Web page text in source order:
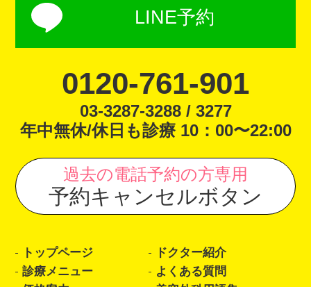
LINE予約
0120-761-901
03-3287-3288 / 3277
年中無休/休日も診療 10：00〜22:00
過去の電話予約の方専用
予約キャンセルボタン
トップページ
ドクター紹介
診療メニュー
よくある質問